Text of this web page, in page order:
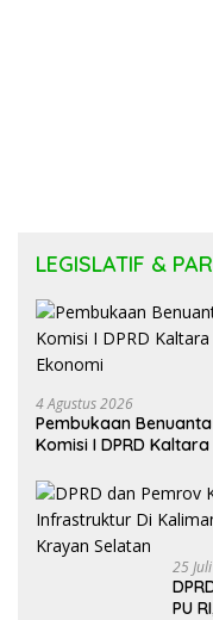
LEGISLATIF &
4 Agustus 2026
Pembukaan
Komisi I DPRD
25
PU